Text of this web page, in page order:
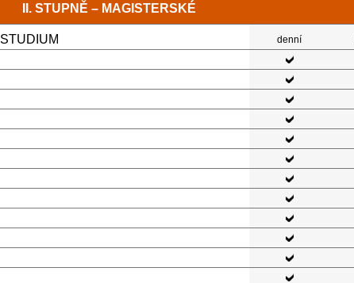
II. STUPNĚ – MAGISTERSKÉ
STUDIUM denní